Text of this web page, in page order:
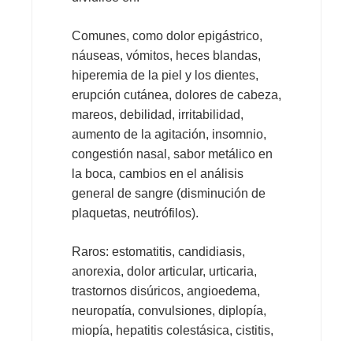
Comunes, como dolor epigástrico,
náuseas, vómitos, heces blandas,
hiperemia de la piel y los dientes,
erupción cutánea, dolores de cabeza,
mareos, debilidad, irritabilidad,
aumento de la agitación, insomnio,
congestión nasal, sabor metálico en
la boca, cambios en el análisis
general de sangre (disminución de
plaquetas, neutrófilos).
Raros: estomatitis, candidiasis,
anorexia, dolor articular, urticaria,
trastornos disúricos, angioedema,
neuropatía, convulsiones, diplopía,
miopía, hepatitis colestásica, cistitis,